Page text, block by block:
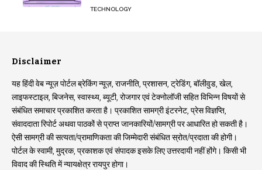
TECHNOLOGY
Disclaimer
यह हिंदी वेब न्यूज़ पोर्टल ब्रेकिंग न्यूज़, राजनीति, प्रशासन, ट्रेडिंग, बॉलीवुड, खेल,
लाइफस्टाइल, बिजनेस, स्वास्थ्य, ब्यूटी, रोजगार एवं टेक्नोलॉजी सहित विभिन्न विषयों से
संबंधित समाचार प्रकाशित करता है। प्रकाशित सामग्री इंटरनेट, प्रेस विज्ञप्ति,
संवाददाता रिपोर्ट अथवा पाठकों से प्राप्त जानकारियों/सामग्री पर आधारित हो सकती है।
ऐसी सामग्री की सत्यता/प्रामाणिकता की जिम्मेदारी संबंधित स्रोत/प्रदाता की होगी।
पोर्टल के स्वामी, मुद्रक, प्रकाशक एवं संपादक इसके लिए उत्तरदायी नहीं होंगे। किसी भी
विवाद की स्थिति में न्यायक्षेत्र रायपुर होगा।